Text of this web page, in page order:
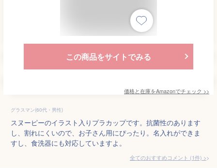
この商品をサイトでみる
価格と在庫をAmazonでチェック >>
グラスマン(60代・男性)
スヌーピーのイラスト入りプラカップです。抗菌性のあります
し、割れにくいので、お子さん用にぴったり。名入れができま
すし、食洗器にも対応していますよ。
全てのおすすめコメント (1件) >